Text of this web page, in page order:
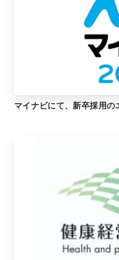
マイナビにて、新卒採用の